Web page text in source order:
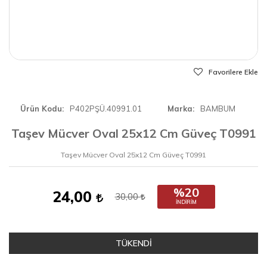
Favorilere Ekle
Ürün Kodu P402PŞÜ.40991.01 Marka BAMBUM
Taşev Mücver Oval 25x12 Cm Güveç T0991
Taşev Mücver Oval 25x12 Cm Güveç T0991
24,00 30,00 %20
İNDIRIM
TÜKENDİ